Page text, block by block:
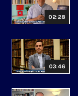
02:28
03:46